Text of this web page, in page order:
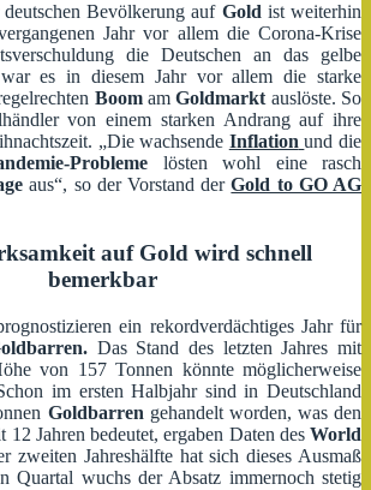
Bevölkerung auf Goldist weiterhin
Jahr vor allem die Corona-Krise
die Deutschen an das gelbe
es in diesem Jahr vor allem die starke
BoomamGoldmarktauslöste. So
von einem starken Andrang auf ihre
„Die wachsende Inflation und die
Probleme lösten wohl eine rasch
aus“, so der Vorstand derGold to GO AG
auf Gold wird schnell
bemerkbar
ein rekordverdächtiges Jahr für
Das Stand des letzten Jahres mit
von 157 Tonnen könnte möglicherweise
im ersten Halbjahr sind in Deutschland
Goldbarren gehandelt worden, was den
12 Jahren bedeutet, ergaben Daten desWorld
zweiten Jahreshälfte hat sich dieses Ausmaß
Quartal wuchs der Absatz immernoch stetig